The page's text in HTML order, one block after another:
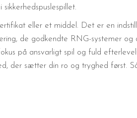
eller et middel. Det er en
de godkendte RNG-systemer
på ansvarligt spil og fuld
der sætter din ro og tryghed først.